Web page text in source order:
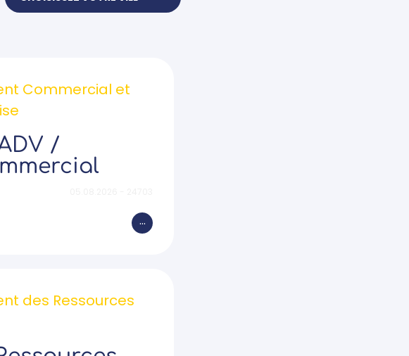
Commercial et
/
...
des Ressources